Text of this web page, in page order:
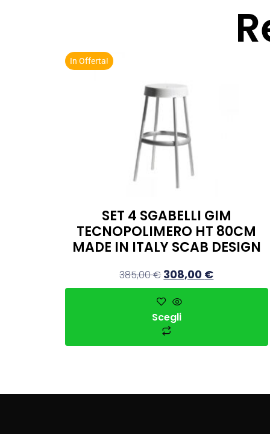
In Offerta!
SET 4 SGABELLI GIM
TECNOPOLIMERO HT 80CM
MADE IN ITALY SCAB DESIGN
385,00€ 308,00 €
Scegli